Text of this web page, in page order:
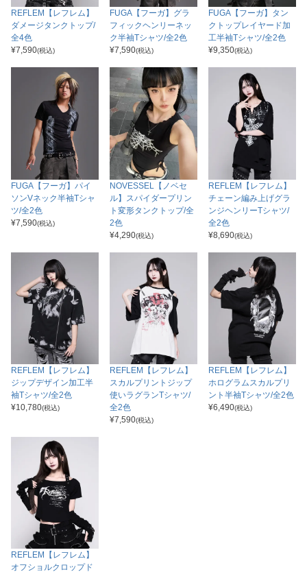
REFLEM【レフレム】
ダメージタンクトップ/
全4色
¥7,590(税込)
FUGA【フーガ】グラ
フィックヘンリーネッ
ク半袖Tシャツ/全2色
¥7,590(税込)
FUGA【フーガ】タン
クトップレイヤード加
工半袖Tシャツ/全2色
¥9,350(税込)
FUGA【フーガ】パイ
ソンVネック半袖Tシャ
ツ/全2色
¥7,590(税込)
NOVESSEL【ノベセ
ル】スパイダープリン
ト変形タンクトップ/全
2色
¥4,290(税込)
REFLEM【レフレム】
チェーン編み上げグラ
ンジヘンリーTシャツ/
全2色
¥8,690(税込)
REFLEM【レフレム】
ジップデザイン加工半
袖Tシャツ/全2色
¥10,780(税込)
REFLEM【レフレム】
スカルプリントジップ
使いラグランTシャツ/
全2色
¥7,590(税込)
REFLEM【レフレム】
ホログラムスカルプリ
ント半袖Tシャツ/全2色
¥6,490(税込)
REFLEM【レフレム】
オフショルクロップド